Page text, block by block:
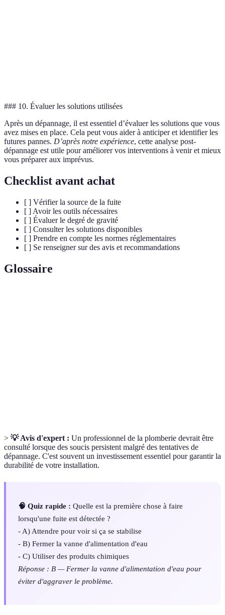
### 10. Évaluer les solutions utilisées
Après un dépannage, il est essentiel d’évaluer les solutions que vous
avez mises en place. Cela peut vous aider à anticiper et identifier les
futures pannes. D’après notre expérience, cette analyse post-
dépannage est utile pour améliorer vos interventions à venir et mieux
vous préparer aux imprévus.
Checklist avant achat
[ ] Vérifier la source de la fuite
[ ] Avoir les outils nécessaires
[ ] Évaluer le degré de gravité
[ ] Consulter les solutions disponibles
[ ] Prendre en compte les normes réglementaires
[ ] Se renseigner sur des avis et recommandations
Glossaire
> 💡 Avis d'expert : Un professionnel de la plomberie devrait être
consulté lorsque des soucis persistent malgré des tentatives de
dépannage. C'est souvent un investissement essentiel pour garantir la
durabilité de votre installation.
🧠 Quiz rapide : Quelle est la première chose à faire
lorsqu'une fuite est détectée ?
- A) Attendre pour voir si ça se stabilise
- B) Fermer la vanne d'alimentation d'eau
- C) Utiliser des produits chimiques
Réponse : B — Fermer la vanne d'alimentation d'eau pour
éviter d'aggraver le problème.